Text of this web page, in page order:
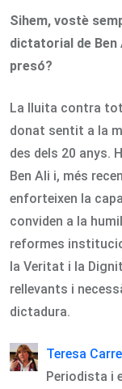
Sihem, vostè
dictatorial de Ben
presó?
La lluita contra
donat sentit a la
des dels 20 anys.
Ben Ali i, més
enforteixen la
conviden a la
reformes
la Veritat i la
rellevants i
dictadura.
Teresa
Periodista i